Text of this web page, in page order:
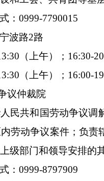
：0999-7790015
波路2路
（上午）； 16:30-
（上午）； 16:00-
议仲裁院
民共和国劳动争议
劳动争议案件；负
级部门和领导安排的
：0999-8797909